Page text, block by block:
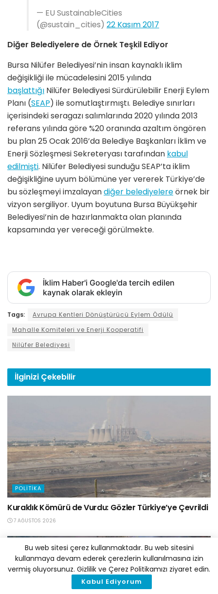
— EU SustainableCities
(@sustain_cities) 22 Kasım 2017
Diğer Belediyelere de Örnek Teşkil Ediyor
Bursa Nilüfer Belediyesi’nin insan kaynaklı iklim
değişikliği ile mücadelesini 2015 yılında
başlattığı Nilüfer Belediyesi Sürdürülebilir Enerji Eylem
Planı (SEAP) ile somutlaştırmıştı. Belediye sınırları
içerisindeki seragazı salımlarında 2020 yılında 2013
referans yılında göre %20 oranında azaltım öngören
bu plan 25 Ocak 2016’da Belediye Başkanları İklim ve
Enerji Sözleşmesi Sekreteryası tarafından kabul
edilmişti. Nilüfer Belediyesi sunduğu SEAP’ta iklim
değişikliğine uyum bölümüne yer vererek Türkiye’de
bu sözleşmeyi imzalayandiğer belediyelereörnek bir
vizyon sergiliyor. Uyum boyutuna Bursa Büyükşehir
Belediyesi’nin de hazırlanmakta olan planında
kapsamında yer vereceği görülmekte.
İklim Haber'i Google'da tercih edilen
kaynak olarak ekleyin
Tags:
Avrupa Kentleri Dönüştürücü Eylem Ödülü
Mahalle Komiteleri ve Enerji Kooperatifi
Nilüfer Belediyesi
İlginizi Çekebilir
POLITIKA
Kuraklık Kömürü de Vurdu: Gözler Türkiye’ye Çevrildi
7 AĞUSTOS 2026
Bu web sitesi çerez kullanmaktadır. Bu web sitesini
kullanmaya devam ederek çerezlerin kullanılmasına izin
vermiş oluyorsunuz. Gizlilik ve Çerez Politikamızı ziyaret edin.
Kabul Ediyorum